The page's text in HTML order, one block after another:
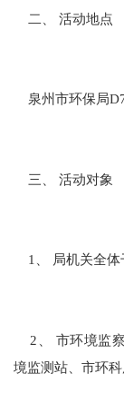
二、 活动地点
泉州市环保局
三、 活动对象
1、 局机关全体
2、 市环境监
境监测站、市环